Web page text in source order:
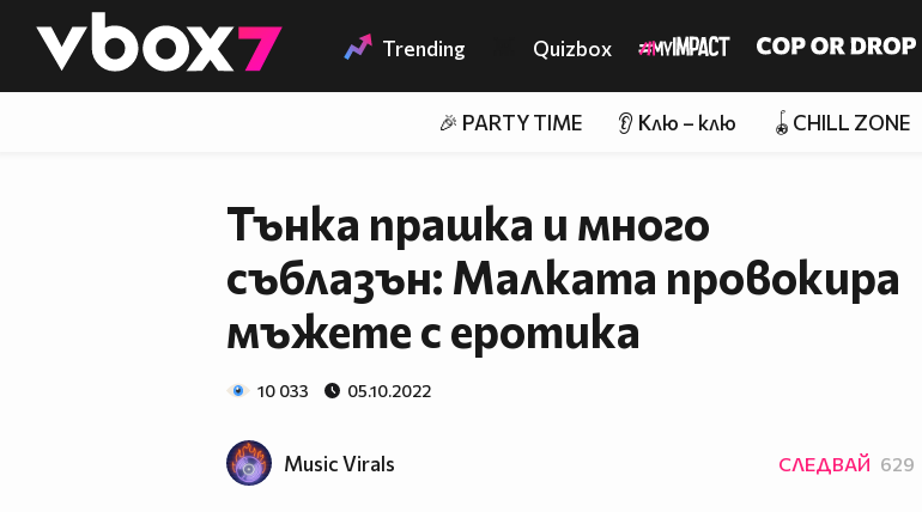
👾 Trending Quizbox
🎉 PARTY TIME 👂 Клю – клю 🪀CHILL ZONE
Тънка прашка и много
съблазън: Малката провокира
мъжете с еротика
10 033 05.10.2022
Music Virals СЛЕДВАЙ 629